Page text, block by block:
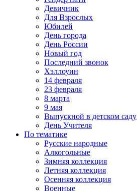
Девичник
Для Взрослых
Юбилей
День города
День России
Новый год
Последний звонок
Хэллоуин
14 февраля
23 февраля
8 марта
9 мая
Выпускной в детском саду
День Учителя
По тематике
Русские народные
Алкогольные
Зимняя коллекция
Летняя коллекция
Осенняя коллекция
Военные